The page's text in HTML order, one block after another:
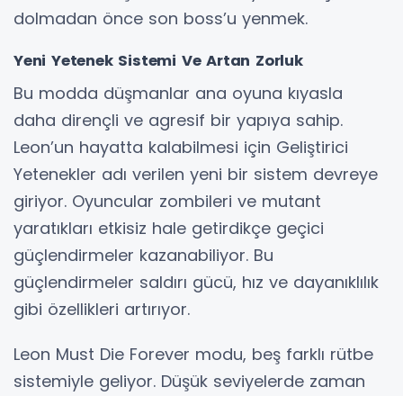
dolmadan önce son boss’u yenmek.
Yeni Yetenek Sistemi Ve Artan Zorluk
Bu modda düşmanlar ana oyuna kıyasla
daha dirençli ve agresif bir yapıya sahip.
Leon’un hayatta kalabilmesi için Geliştirici
Yetenekler adı verilen yeni bir sistem devreye
giriyor. Oyuncular zombileri ve mutant
yaratıkları etkisiz hale getirdikçe geçici
güçlendirmeler kazanabiliyor. Bu
güçlendirmeler saldırı gücü, hız ve dayanıklılık
gibi özellikleri artırıyor.
Leon Must Die Forever modu, beş farklı rütbe
sistemiyle geliyor. Düşük seviyelerde zaman